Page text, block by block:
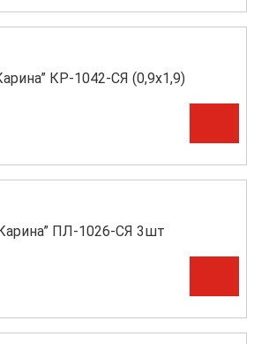
КР-1042-СЯ (0,9х1,9)
ПЛ-1026-СЯ 3шт